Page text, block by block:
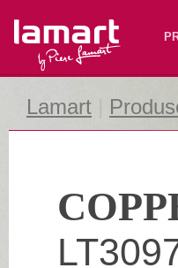
Lamart
Lamart